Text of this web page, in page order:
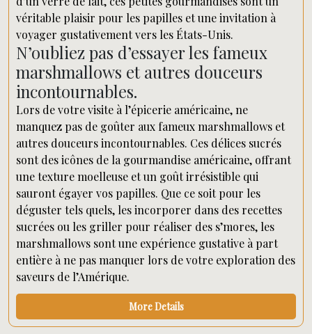
véritable plaisir pour les papilles et une invitation à
voyager gustativement vers les États-Unis.
N’oubliez pas d’essayer les fameux
marshmallows et autres douceurs
incontournables.
Lors de votre visite à l’épicerie américaine, ne
manquez pas de goûter aux fameux marshmallows et
autres douceurs incontournables. Ces délices sucrés
sont des icônes de la gourmandise américaine, offrant
une texture moelleuse et un goût irrésistible qui
sauront égayer vos papilles. Que ce soit pour les
déguster tels quels, les incorporer dans des recettes
sucrées ou les griller pour réaliser des s’mores, les
marshmallows sont une expérience gustative à part
entière à ne pas manquer lors de votre exploration des
saveurs de l’Amérique.
More Details